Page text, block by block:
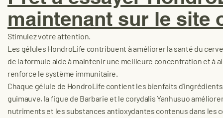
maintenant sur le site
Stimulez votre attention.
Les gélules HondroLife contribuent à améliorer la santé du
de la formule aide à maintenir une meilleure concentration et à
renforce le système immunitaire.
Chaque gélule de HondroLife contient les bienfaits
guimauve, la figue de Barbarie et le corydalis Yanhusuo
nutriments et les substances antioxydantes contenus dans